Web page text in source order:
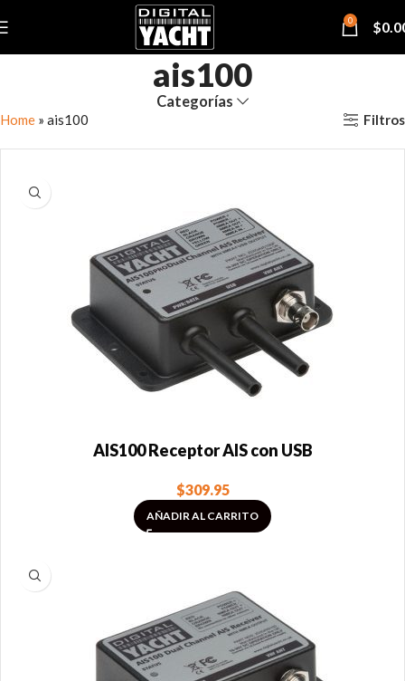
0 $
ais100
Categorías
Home » ais100 Filtros
AIS100 Receptor AIS con USB
$309.95
AÑADIR AL CARRITO